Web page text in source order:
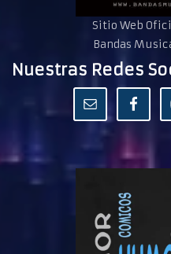
Sitio Web
Bandas
Nuestras Redes